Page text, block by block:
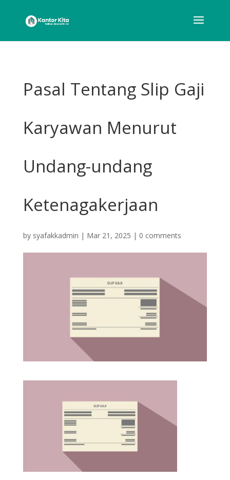
Pasal Tentang Slip Gaji
Karyawan Menurut
Undang-undang
Ketenagakerjaan
by syafakkadmin | Mar 21, 2025 | 0 comments